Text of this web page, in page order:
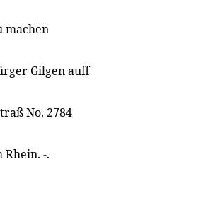
machen
Gilgen auff
No. 2784
Rhein. -.